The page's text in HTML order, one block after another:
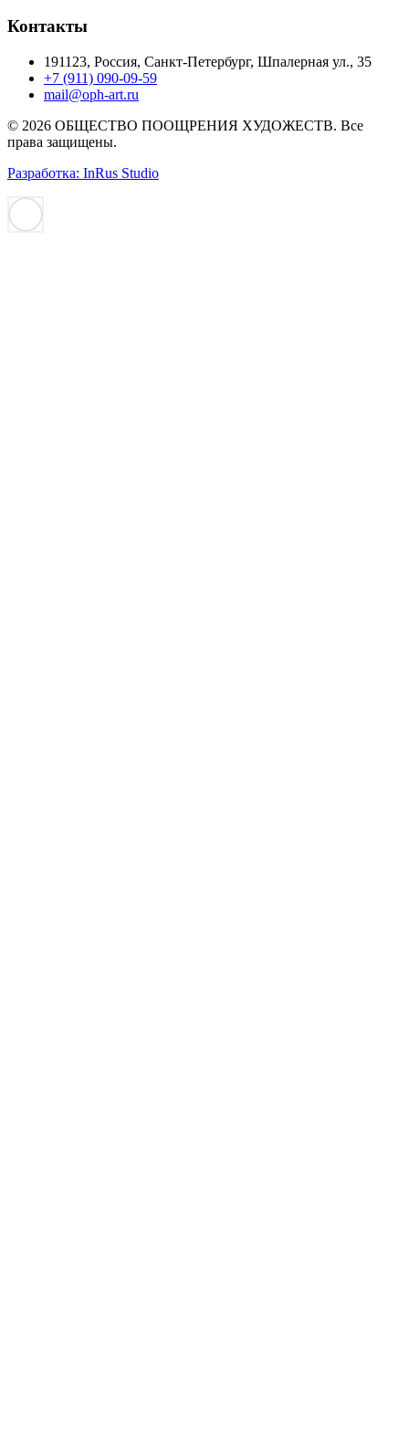
Контакты
191123, Россия, Санкт-Петербург, Шпалерная ул., 35
+7 (911) 090-09-59
mail@oph-art.ru
© 2026 ОБЩЕСТВО ПООЩРЕНИЯ ХУДОЖЕСТВ. Все
права защищены.
Разработка: InRus Studio